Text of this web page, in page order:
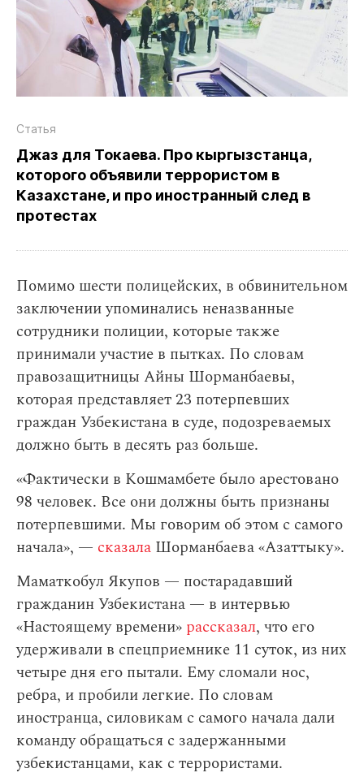
Статья
Джаз для Токаева. Про кыргызстанца,
которого объявили террористом в
Казахстане, и про иностранный след в
протестах
Помимо шести полицейских, в обвинительном
заключении упоминались неназванные
сотрудники полиции, которые также
принимали участие в пытках. По словам
правозащитницы Айны Шорманбаевы,
которая представляет 23 потерпевших
граждан Узбекистана в суде, подозреваемых
должно быть в десять раз больше.
«Фактически в Кошмамбете было арестовано
98 человек. Все они должны быть признаны
потерпевшими. Мы говорим об этом с самого
начала», — сказала Шорманбаева «Азаттыку».
Маматкобул Якупов — постарадавший
гражданин Узбекистана — в интервью
«Настоящему времени» рассказал, что его
удерживали в спецприемнике 11 суток, из них
четыре дня его пытали. Ему сломали нос,
ребра, и пробили легкие. По словам
иностранца, силовикам с самого начала дали
команду обращаться с задержанными
узбекистанцами, как с террористами.